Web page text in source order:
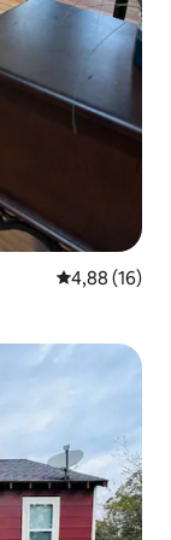
Scor mediu
4,88 (16)